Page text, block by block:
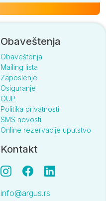
Obaveštenja
Obaveštenja
Mailing lista
Zaposlenje
Osiguranje
OUP
Politika privatnosti
SMS novosti
Online rezervacije uputstvo
Kontakt
info@argus.rs